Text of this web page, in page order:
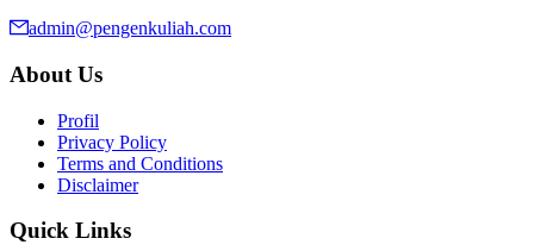
admin@pengenkuliah.com
About Us
Profil
Privacy Policy
Terms and Conditions
Disclaimer
Quick Links